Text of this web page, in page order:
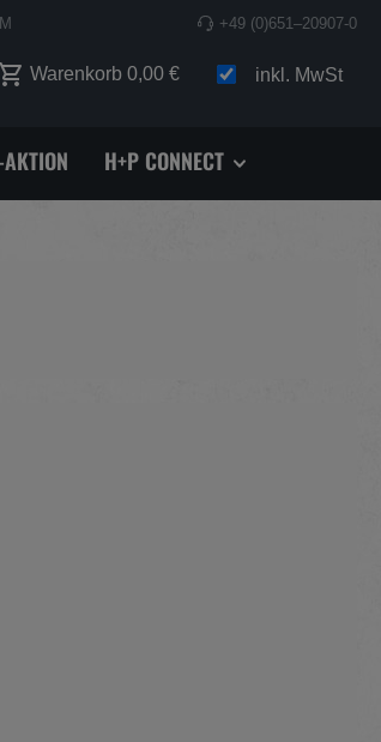
+49 (0)651–20907-0
Merkzettel
Warenkorb 0,00 € inkl. MwSt
H+P CONNECT